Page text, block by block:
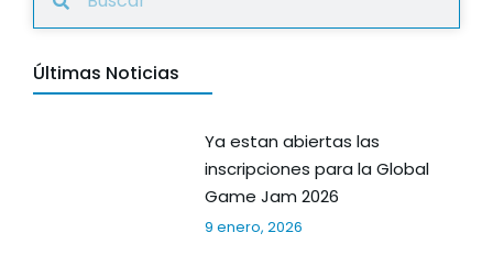
Últimas Noticias
Ya estan abiertas las
inscripciones para la Global
Game Jam 2026
9 enero, 2026